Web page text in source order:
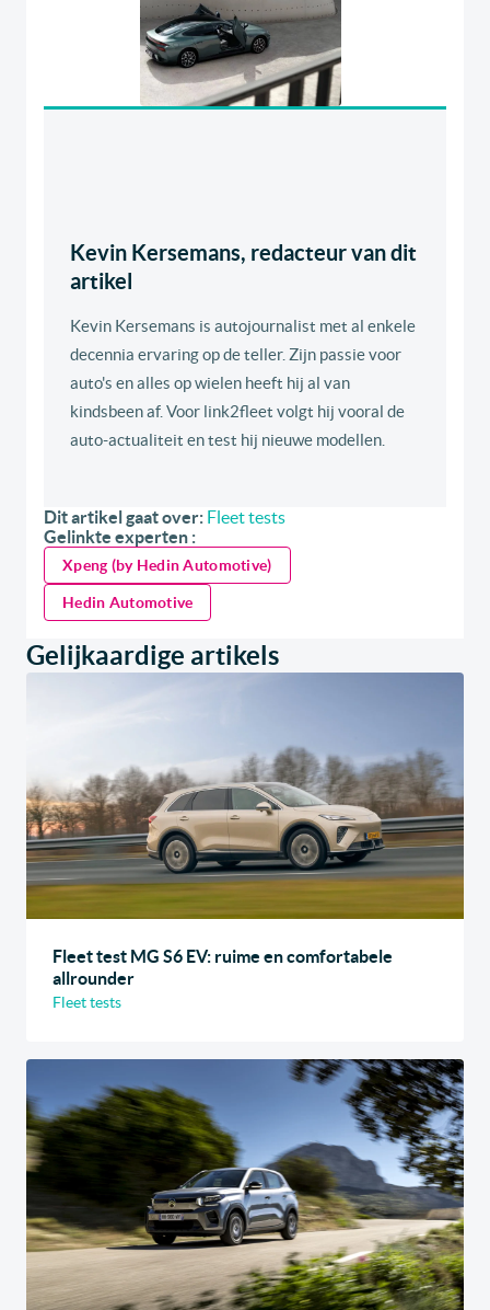
Kevin Kersemans, redacteur van dit
artikel
Kevin Kersemans is autojournalist met al enkele
decennia ervaring op de teller. Zijn passie voor
auto's en alles op wielen heeft hij al van
kindsbeen af. Voor link2fleet volgt hij vooral de
auto-actualiteit en test hij nieuwe modellen.
Dit artikel gaat over: Fleet tests
Gelinkte experten :
Xpeng (by Hedin Automotive)
Hedin Automotive
Gelijkaardige artikels
Fleet test MG S6 EV: ruime en comfortabele
allrounder
Fleet tests